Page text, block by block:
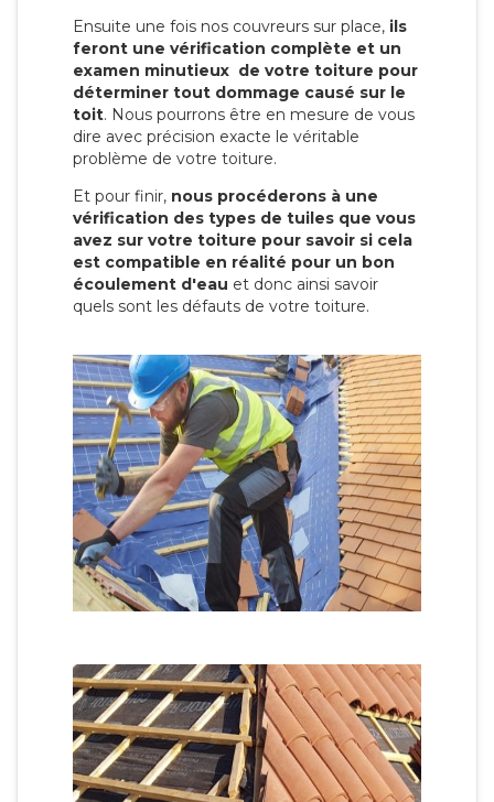
Ensuite une fois nos couvreurs sur place, ils
feront une vérification complète et un
examen minutieux de votre toiture pour
déterminer tout dommage causé sur le
toit. Nous pourrons être en mesure de vous
dire avec précision exacte le véritable
problème de votre toiture.
Et pour finir, nous procéderons à une
vérification des types de tuiles que vous
avez sur votre toiture pour savoir si cela
est compatible en réalité pour un bon
écoulement d'eau et donc ainsi savoir
quels sont les défauts de votre toiture.